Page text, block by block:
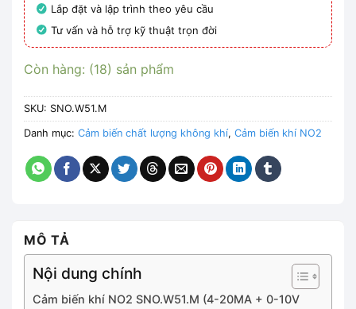
Lắp đặt và lập trình theo yêu cầu
Tư vấn và hỗ trợ kỹ thuật trọn đời
Còn hàng: (18) sản phẩm
SKU: SNO.W51.M
Danh mục: Cảm biến chất lượng không khí, Cảm biến khí NO2
MÔ TẢ
Nội dung chính
Cảm biến khí NO2 SNO.W51.M (4-20MA + 0-10V